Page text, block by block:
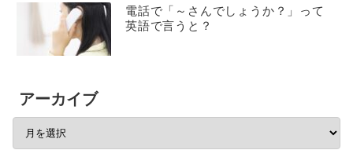
電話で「～さんでしょうか？」って
英語で言うと？
アーカイブ